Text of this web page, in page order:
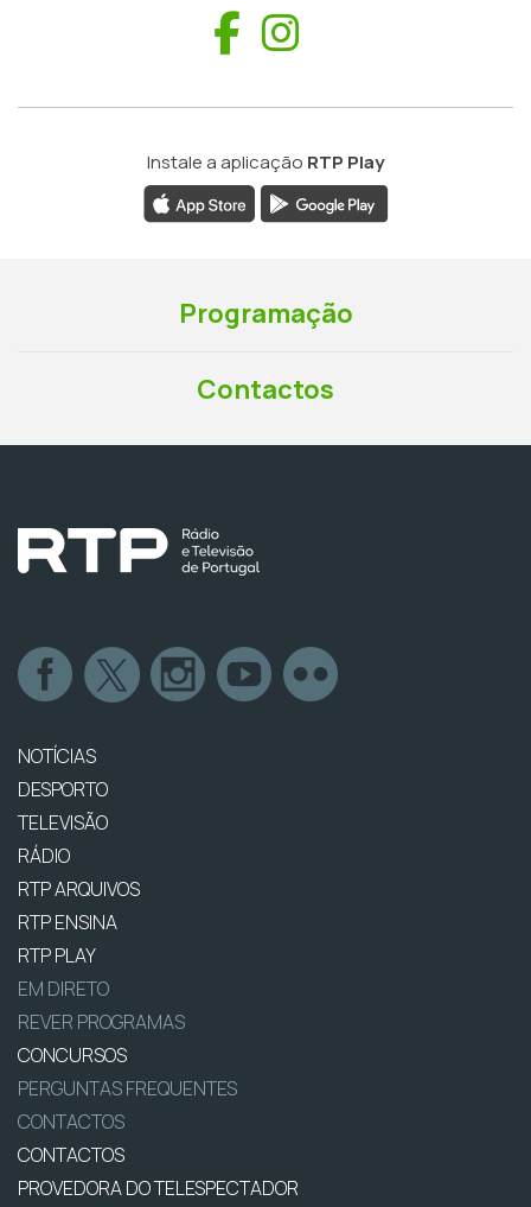
Facebook
Instale a aplicação RTP Play
Programação
Contactos
NOTÍCIAS
DESPORTO
TELEVISÃO
RÁDIO
RTP ARQUIVOS
RTP ENSINA
RTP PLAY
EM DIRETO
REVER PROGRAMAS
CONCURSOS
PERGUNTAS FREQUENTES
CONTACTOS
CONTACTOS
PROVEDORA DO TELESPECTADOR